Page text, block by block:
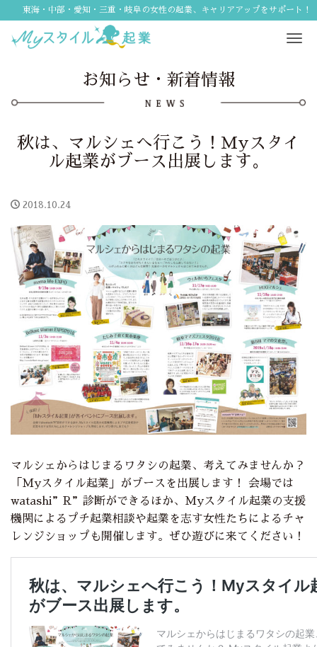
東海・中部・愛知・三重・岐阜の女性の起業、キャリアアップをサポート！
お知らせ・新着情報
秋は、マルシェへ行こう！Myスタイ
ル起業がブース出展します。
2018.10.24
マルシェからはじまるワタシの起業、考えてみませんか？
「Myスタイル起業」がブースを出展します！ 会場では
watashi”R”診断ができるほか、Myスタイル起業の支援
機関によるプチ起業相談や起業を志す女性たちによるチャ
レンジショップも開催します。ぜひ遊びに来てください！